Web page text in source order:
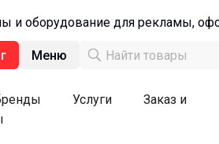
и оборудование для рекламы,
Меню
Услуги
Заказ и